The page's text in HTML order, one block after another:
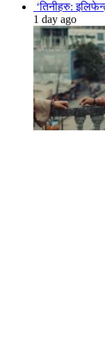
‘तिनीहरु:
1 day ago